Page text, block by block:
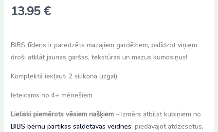
13.95 €
BIBS fīderis ir paredzēts mazajiem gardēžiem, palīdzot viņiem
droši atklāt jaunas garšas, tekstūras un mazus kumosiņus!
Komplektā iekļauti 2 silikona uzgaļi
Ieteicams no 4+ mēnešiem
Lieliski piemērots vēsiem našķiem– Izmērs atbilst kubiņiem no
BIBS bērnu pārtikas saldētavas veidnes, piedāvājot atdzesētus,